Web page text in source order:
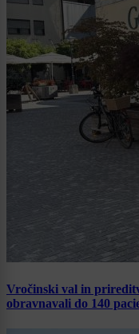
Vročinski val in
obravnavali do 140